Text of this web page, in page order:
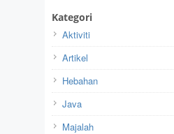
Kategori
Aktiviti
Artikel
Hebahan
Java
Majalah